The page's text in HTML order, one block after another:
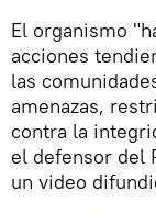
El organismo
acciones
las
amenazas,
contra la
el defensor del
un video